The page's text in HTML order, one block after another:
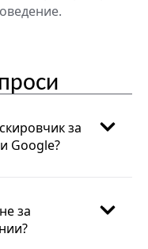
за
Google?
за